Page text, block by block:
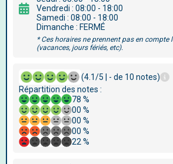
Vendredi : 08:00 - 18:00
Samedi : 08:00 - 18:00
Dimanche : FERMÉ
* Ces horaires ne prennent pas en compte
(vacances, jours fériés, etc).
(4.1/5 | - de 10 notes)
Répartition des notes :
78 %
00 %
00 %
00 %
22 %